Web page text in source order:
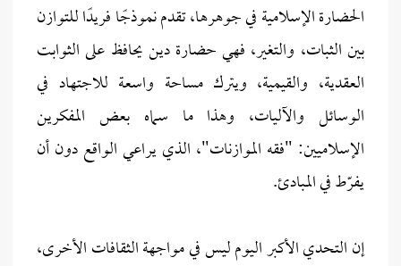
الحضارة الإسلامية في جوهرها، تقدم نموذجًا فريدًا للتوازن
بين الثبات، والتغير، فهي حضارة دين يحافظ على الثوابت
العقدية، والقيمية، ويترك مساحة واسعة للاجتهاد في
الوسائل والآليات، وهذا ما سماه بعض المفكرين
الإسلاميين: "فقه الموازنات"، الذي يراعي الواقع دون أن
يفرّط في المبادئ.
إن التحدي الأكبر اليوم ليس في مواجهة الثقافات الأخرى،